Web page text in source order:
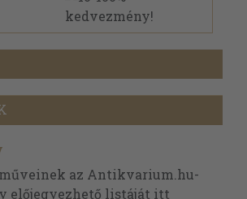
az Antikvarium.hu-
előjegyezhető listáját itt